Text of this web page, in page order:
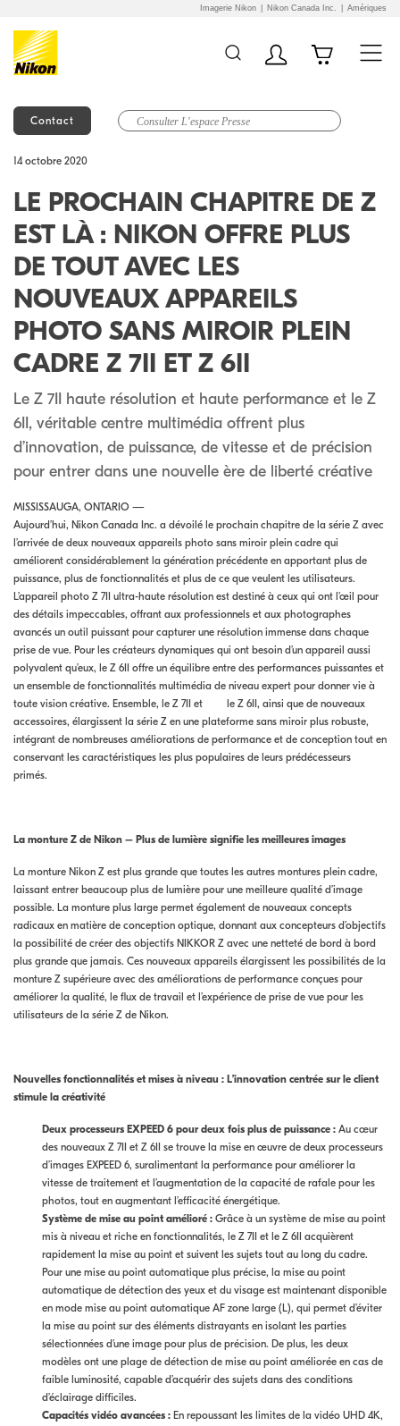
Imagerie Nikon Nikon Canada Inc. Amériques
Contact
14 octobre 2020
LE PROCHAIN CHAPITRE DE Z
EST LÀ : NIKON OFFRE PLUS
DE TOUT AVEC LES
NOUVEAUX APPAREILS
PHOTO SANS MIROIR PLEIN
CADRE Z 7II ET Z 6II
Le Z 7II haute résolution et haute performance et le Z
6II, véritable centre multimédia offrent plus
d’innovation, de puissance, de vitesse et de précision
pour entrer dans une nouvelle ère de liberté créative
MISSISSAUGA, ONTARIO —
Aujourd’hui, Nikon Canada Inc. a dévoilé le prochain chapitre de la série Z avec
l’arrivée de deux nouveaux appareils photo sans miroir plein cadre qui
améliorent considérablement la génération précédente en apportant plus de
puissance, plus de fonctionnalités et plus de ce que veulent les utilisateurs.
L’appareil photo Z 7II ultra-haute résolution est destiné à ceux qui ont l’œil pour
des détails impeccables, offrant aux professionnels et aux photographes
avancés un outil puissant pour capturer une résolution immense dans chaque
prise de vue. Pour les créateurs dynamiques qui ont besoin d’un appareil aussi
polyvalent qu’eux, le Z 6II offre un équilibre entre des performances puissantes et
un ensemble de fonctionnalités multimédia de niveau expert pour donner vie à
toute vision créative. Ensemble, le Z 7II et le Z 6II, ainsi que de nouveaux
accessoires, élargissent la série Z en une plateforme sans miroir plus robuste,
intégrant de nombreuses améliorations de performance et de conception tout en
conservant les caractéristiques les plus populaires de leurs prédécesseurs
primés.
La monture Z de Nikon – Plus de lumière signifie les meilleures images
La monture Nikon Z est plus grande que toutes les autres montures plein cadre,
laissant entrer beaucoup plus de lumière pour une meilleure qualité d’image
possible. La monture plus large permet également de nouveaux concepts
radicaux en matière de conception optique, donnant aux concepteurs d’objectifs
la possibilité de créer des objectifs NIKKOR Z avec une netteté de bord à bord
plus grande que jamais. Ces nouveaux appareils élargissent les possibilités de la
monture Z supérieure avec des améliorations de performance conçues pour
améliorer la qualité, le flux de travail et l’expérience de prise de vue pour les
utilisateurs de la série Z de Nikon.
Nouvelles fonctionnalités et mises à niveau : L’innovation centrée sur le client
stimule la créativité
Deux processeurs EXPEED 6 pour deux fois plus de puissance : Au cœur
des nouveaux Z 7II et Z 6II se trouve la mise en œuvre de deux processeurs
d’images EXPEED 6, suralimentant la performance pour améliorer la
vitesse de traitement et l’augmentation de la capacité de rafale pour les
photos, tout en augmentant l’efficacité énergétique.
Système de mise au point amélioré : Grâce à un système de mise au point
mis à niveau et riche en fonctionnalités, le Z 7II et le Z 6II acquièrent
rapidement la mise au point et suivent les sujets tout au long du cadre.
Pour une mise au point automatique plus précise, la mise au point
automatique de détection des yeux et du visage est maintenant disponible
en mode mise au point automatique AF zone large (L), qui permet d’éviter
la mise au point sur des éléments distrayants en isolant les parties
sélectionnées d’une image pour plus de précision. De plus, les deux
modèles ont une plage de détection de mise au point améliorée en cas de
faible luminosité, capable d’acquérir des sujets dans des conditions
d’éclairage difficiles.
Capacités vidéo avancées : En repoussant les limites de la vidéo UHD 4K,